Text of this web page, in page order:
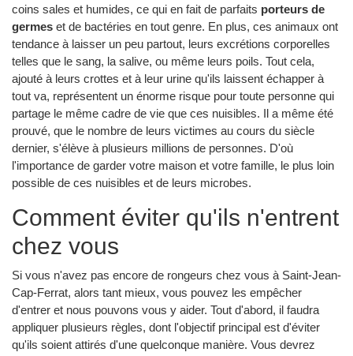
coins sales et humides, ce qui en fait de parfaits porteurs de
germes et de bactéries en tout genre. En plus, ces animaux ont
tendance à laisser un peu partout, leurs excrétions corporelles
telles que le sang, la salive, ou même leurs poils. Tout cela,
ajouté à leurs crottes et à leur urine qu'ils laissent échapper à
tout va, représentent un énorme risque pour toute personne qui
partage le même cadre de vie que ces nuisibles. Il a même été
prouvé, que le nombre de leurs victimes au cours du siècle
dernier, s'élève à plusieurs millions de personnes. D'où
l'importance de garder votre maison et votre famille, le plus loin
possible de ces nuisibles et de leurs microbes.
Comment éviter qu'ils n'entrent
chez vous
Si vous n'avez pas encore de rongeurs chez vous à Saint-Jean-
Cap-Ferrat, alors tant mieux, vous pouvez les empêcher
d'entrer et nous pouvons vous y aider. Tout d'abord, il faudra
appliquer plusieurs règles, dont l'objectif principal est d'éviter
qu'ils soient attirés d'une quelconque manière. Vous devrez